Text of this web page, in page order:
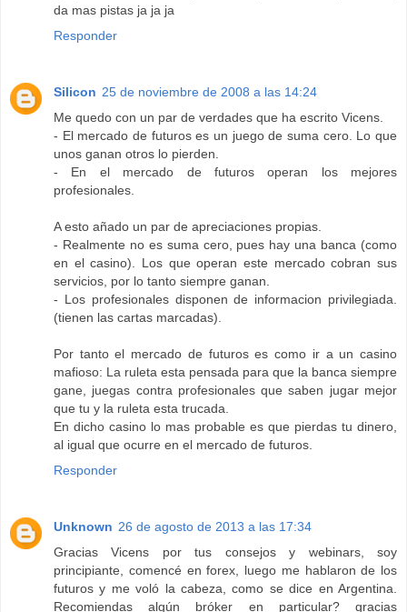
da mas pistas ja ja ja
Responder
Silicon 25 de noviembre de 2008 a las 14:24
Me quedo con un par de verdades que ha escrito Vicens.
- El mercado de futuros es un juego de suma cero. Lo que
unos ganan otros lo pierden.
- En el mercado de futuros operan los mejores
profesionales.
A esto añado un par de apreciaciones propias.
- Realmente no es suma cero, pues hay una banca (como
en el casino). Los que operan este mercado cobran sus
servicios, por lo tanto siempre ganan.
- Los profesionales disponen de informacion privilegiada.
(tienen las cartas marcadas).
Por tanto el mercado de futuros es como ir a un casino
mafioso: La ruleta esta pensada para que la banca siempre
gane, juegas contra profesionales que saben jugar mejor
que tu y la ruleta esta trucada.
En dicho casino lo mas probable es que pierdas tu dinero,
al igual que ocurre en el mercado de futuros.
Responder
Unknown 26 de agosto de 2013 a las 17:34
Gracias Vicens por tus consejos y webinars, soy
principiante, comencé en forex, luego me hablaron de los
futuros y me voló la cabeza, como se dice en Argentina.
Recomiendas algún bróker en particular? gracias